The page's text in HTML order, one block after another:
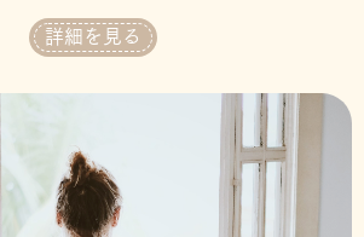
詳細を見る